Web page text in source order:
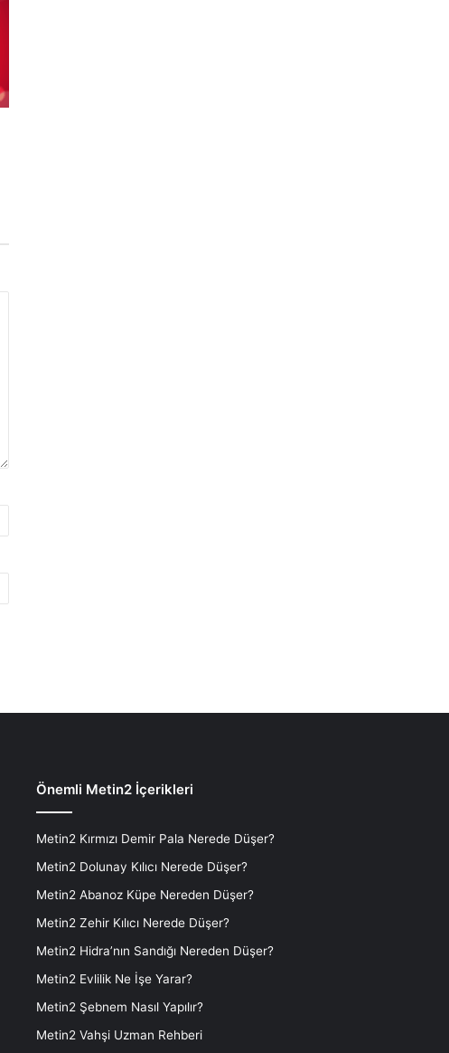
Önemli Metin2 İçerikleri
Metin2 Kırmızı Demir Pala Nerede Düşer?
Metin2 Dolunay Kılıcı Nerede Düşer?
Metin2 Abanoz Küpe Nereden Düşer?
Metin2 Zehir Kılıcı Nerede Düşer?
Metin2 Hidra’nın Sandığı Nereden Düşer?
Metin2 Evlilik Ne İşe Yarar?
Metin2 Şebnem Nasıl Yapılır?
Metin2 Vahşi Uzman Rehberi